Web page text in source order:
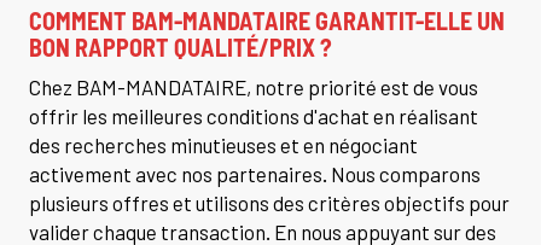
COMMENT BAM-MANDATAIRE GARANTIT-ELLE UN
BON RAPPORT QUALITÉ/PRIX ?
Chez BAM-MANDATAIRE, notre priorité est de vous
offrir les meilleures conditions d'achat en réalisant
des recherches minutieuses et en négociant
activement avec nos partenaires. Nous comparons
plusieurs offres et utilisons des critères objectifs pour
valider chaque transaction. En nous appuyant sur des